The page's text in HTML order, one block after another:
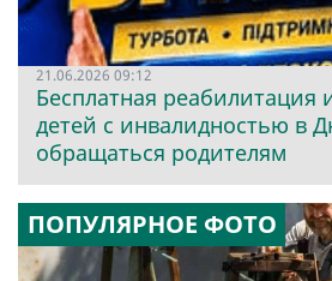
21.06.2026 09:12
Бесплатная реабилитация
детей с инвалидностью в
обращаться родителям
ПОПУЛЯРНОЕ ФОТО